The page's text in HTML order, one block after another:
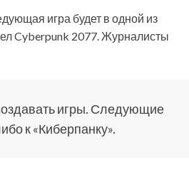
игра будет в одной из
Cyberpunk 2077. Журналисты
игры. Следующие
к «Киберпанку».